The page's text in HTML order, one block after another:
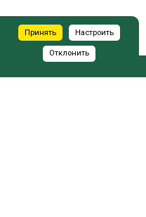
Принять Настроить
Отклонить